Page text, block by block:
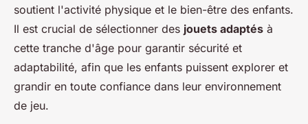
soutient l'activité physique et le bien-être des enfants.
Il est crucial de sélectionner des jouets adaptés à
cette tranche d'âge pour garantir sécurité et
adaptabilité, afin que les enfants puissent explorer et
grandir en toute confiance dans leur environnement
de jeu.